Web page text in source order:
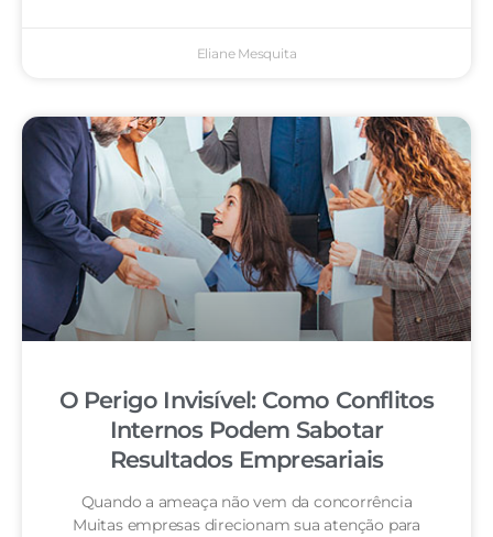
Eliane Mesquita
O Perigo Invisível: Como Conflitos
Internos Podem Sabotar
Resultados Empresariais
Quando a ameaça não vem da concorrência
Muitas empresas direcionam sua atenção para